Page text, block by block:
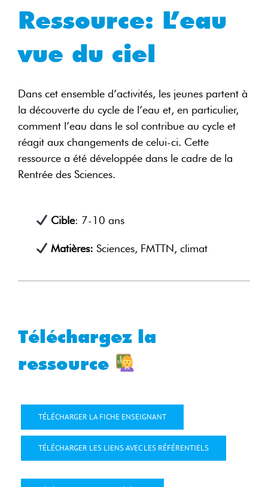
Ressource: L’eau
vue du ciel
Dans cet ensemble d’activités, les jeunes partent à
la découverte du cycle de l’eau et, en particulier,
comment l’eau dans le sol contribue au cycle et
réagit aux changements de celui-ci. Cette
ressource a été développée dans le cadre de la
Rentrée des Sciences.
Cible: 7-10 ans
Matières: Sciences, FMTTN, climat
Téléchargez la
ressource
TÉLÉCHARGER LA FICHE ENSEIGNANT
TÉLÉCHARGER LES LIENS AVEC LES RÉFÉRENTIELS